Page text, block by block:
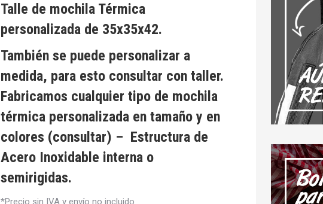
Talle de mochila Térmica
personalizada de 35x35x42.
También se puede personalizar a
medida, para esto consultar con taller.
Fabricamos cualquier tipo de mochila
térmica personalizada en tamaño y en
colores (consultar) – Estructura de
Acero Inoxidable interna o
semirigidas.
*Precio sin IVA y envío no incluido